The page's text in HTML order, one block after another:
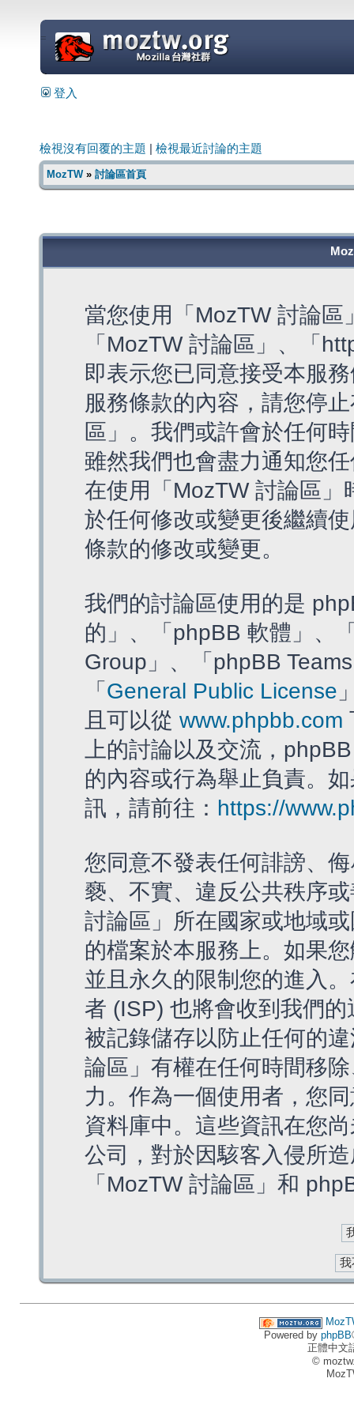
=
登入
檢視沒有回覆的主題 檢視最近討論的主題
MozTW» 討論區首頁
當您使用「MozTW 討論
「MozTW 討論區」、「
即表示您已同意接受本服
服務條款的內容，請您停
區」。我們或許會於任何
雖然我們也會盡力通知您
在使用「MozTW 討論區
於任何修改或變更後繼續
條款的修改或變更。
我們的討論區使用的是
的」、「phpBB 軟體」、
Group」、「phpBB
「 General Public License
且可以從 www.phpbb.com
上的討論以及交流，
的內容或行為舉止負責。
訊，請前往： https://
您同意不發表任何誹謗、
褻、不實、違反公共秩序
討論區」所在國家或地域
的檔案於本服務上。如果
並且永久的限制您的進入
者 (ISP) 也將會收到我們
被記錄儲存以防止任何的
論區」有權在任何時間移
力。作為一個使用者，您
資料庫中。這些資訊在您
公司，對於因駭客入侵所
「MozTW 討論區」和
Powered by phpBB
正體中文
©